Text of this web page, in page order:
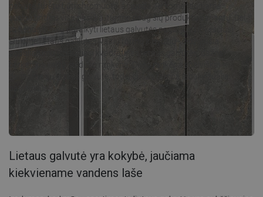
galvutė turėtų būti chromuota, ar juoda. Rekomenduojame
susipažinti su visa pasiūla, turime daug šių produktų variantų. Dėl
to nebus sunku pritaikyti lietaus galvutės pagal jūsų lūkesčius!
Siūlome lietaus galvutes įvairių formų ir dydžių - didžiausia
populiarumu džiaugiasi kvadratinės lietaus galvutės, dažnai
perkamos kartu su dušo rankena. Dušo rankena spalviškai
derinama su lietaus galvute, todėl dušas tampa labai vizualiai
Lietaus galvutė yra kokybė, jaučiama
kiekviename vandens laše